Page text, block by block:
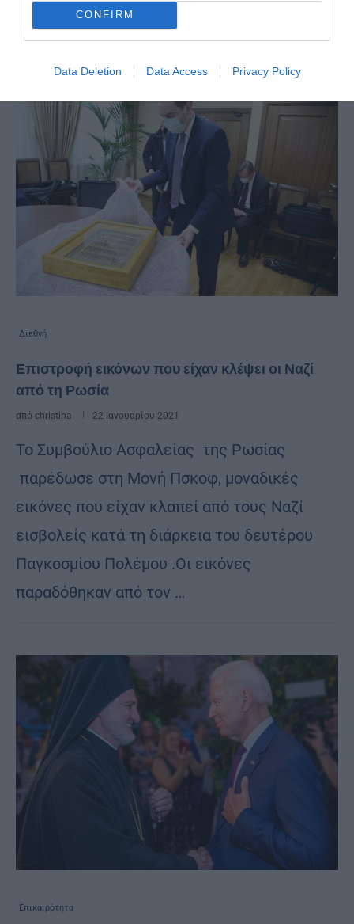
CONFIRM
Data Deletion Data Access Privacy Policy
Ορθοδόξου Εκκλησίας”. Η θέση αυτή …
Διεθνή
Επιστροφή εικόνων που είχαν κλέψει οι Ναζί
από τη Ρωσία
από christina 22 Ιανουαρίου 2021
Το Συμβούλιο Ασφαλείας της Ρωσίας
παρέδωσε στη Μονή Πσκοφ, μοναδικές
εικόνες που είχαν κλαπεί από τους Ναζί
εισβολείς κατά τη διάρκεια του δευτέρου
Παγκοσμίου Πολέμου .Οι εικόνες
παραδόθηκαν από τον …
Επικαιρότητα